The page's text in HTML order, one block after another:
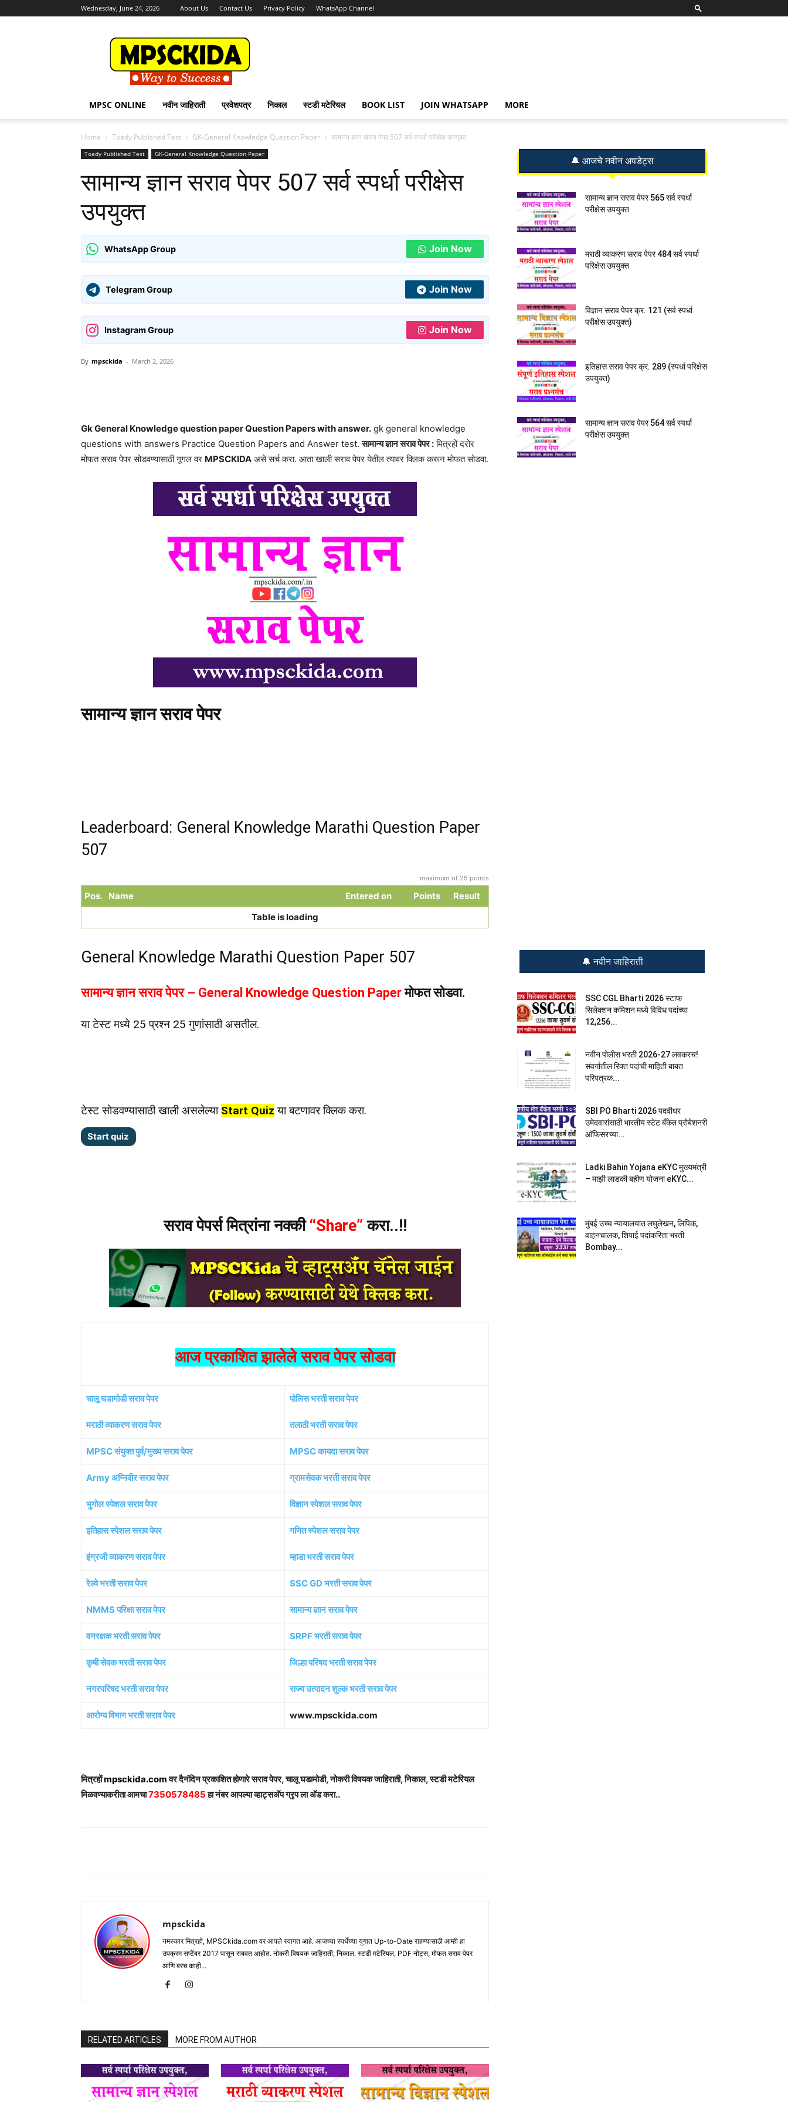
Wednesday, June 24, 2026 About Us Contact Us Privacy Policy WhatsApp Channel
MPSCKida.com
सर्व
नवीन
जाहिराती
Letest
Jobs
MPSC ONLINE नवीन जाहिराती प्रवेशपत्र निकाल स्टडी मटेरियल BOOK LIST JOIN WHATSAPP MORE
Home Toady Published Test GK-General Knowledge Question Paper सामान्य ज्ञान सराव पेपर 507 सर्व स्पर्धा परीक्षेस उपयुक्त
Toady Published Test GK-General Knowledge Question Paper
सामान्य ज्ञान सराव पेपर 507 सर्व स्पर्धा परीक्षेस
उपयुक्त
WhatsApp Group Join Now
Telegram Group Join Now
Instagram Group Join Now
By mpsckida - March 2, 2026
Gk General Knowledge question paper Question Papers with answer. gk general knowledge
questions with answers Practice Question Papers and Answer test.सामान्य ज्ञान सराव पेपर :मित्रहों दरोर
मोफत सराव पेपर सोडवण्यासाठी गूगल वर MPSCKIDA असे सर्च करा. आता खाली सराव पेपर येतील त्यावर क्लिक करून मोफत सोडवा.
सामान्य ज्ञान सराव पेपर
Leaderboard: General Knowledge Marathi Question Paper
507
maximum of 25 points
Pos. Name Entered on Points
Result
Table is loading
General Knowledge Marathi Question Paper 507
सामान्य ज्ञान सराव पेपर – General Knowledge Question Paperमोफत सोडवा.
या टेस्ट मध्ये 25 प्रश्न 25 गुणांसाठी असतील.
टेस्ट सोडवण्यासाठी खाली असलेल्या Start Quiz या बटणावर क्लिक करा.
सराव पेपर्स मित्रांना नक्की“Share” करा..!!
आज प्रकाशित झालेले सराव पेपर सोडवा
चालू घडामोडी सराव पेपर पोलिस भरती सराव पेपर
मराठी व्याकरण सराव पेपर तलाठी भरती सराव पेपर
MPSC संयुक्त पुर्व/मुख्य सराव पेपर MPSC कायदा सराव पेपर
Army अग्निवीर सराव पेपर ग्रामसेवक भरती सराव पेपर
भुगोल स्पेशल सराव पेपर विज्ञान स्पेशल सराव पेपर
इतिहास स्पेशल सराव पेपर गणित स्पेशल सराव पेपर
इंग्रजी व्याकरण सराव पेपर म्हाडा भरती सराव पेपर
रेल्वे भरती सराव पेपर SSC GD भरती सराव पेपर
NMMS परिक्षा सराव पेपर सामान्य ज्ञान सराव पेपर
वनरक्षक भरती सराव पेपर SRPF भरती सराव पेपर
कृषी सेवक भरती सराव पेपर जिल्हा परिषद भरती सराव पेपर
नगरपरिषद भरती सराव पेपर राज्य उत्पादन शुल्क भरती सराव पेपर
आरोग्य विभाग भरती सराव पेपर www.mpsckida.com
मित्रहोंmpsckida.comवर दैनंदिन प्रकाशित होणारे सराव पेपर, चालू घडामोडी, नोकरी विषयक जाहिराती, निकाल, स्टडी मटेरियल
मिळवण्याकरीता आमचा7350578485हा नंबर आपल्या व्हाट्सअ‍ॅप ग्रृप ला अ‍ॅड करा..
mpsckida
नमस्कार मित्रहो, MPSCkida.com वर आपले स्वागत आहे. आजच्या स्पर्धेच्या युगात Up-to-Date राहण्यासाठी आम्ही हा
उपक्रम सप्टेंबर 2017 पासून राबवत आहोत. नोकरी विषयक जाहिराती, निकाल, स्टडी मटेरियल, PDF नोट्स, मोफत सराव पेपर
आणि बरच काही...
RELATED ARTICLES MORE FROM AUTHOR
🔔 आजचे नवीन अपडेट्स
सामान्य ज्ञान सराव पेपर 565 सर्व स्पर्धा
परीक्षेस उपयुक्त
मराठी व्याकरण सराव पेपर 484 सर्व स्पर्धा
परिक्षेस उपयुक्त
विज्ञान सराव पेपर क्र. 121 (सर्व स्पर्धा
परीक्षेस उपयुक्त)
इतिहास सराव पेपर क्र. 289 (स्पर्धा परिक्षेस
उपयुक्त)
सामान्य ज्ञान सराव पेपर 564 सर्व स्पर्धा
परीक्षेस उपयुक्त
🔔 नवीन जाहिराती
SSC CGL Bharti 2026 स्टाफ
सिलेक्शन कमिशन मध्ये विविध पदांच्या
12,256...
नवीन पोलीस भरती 2026-27 लवकरच!
संवर्गातील रिक्त पदांची माहिती बाबत
परिपत्रक...
SBI PO Bharti 2026 पदवीधर
उमेदवारांसाठी भारतीय स्टेट बँकेत प्रोबेशनरी
आ‍ॅफिसरच्या...
Ladki Bahin Yojana eKYC मुख्यमंत्री
– माझी लाडकी बहीण योजना eKYC...
मुंबई उच्च न्यायालयात लघुलेखन, लिपिक,
वाहनचालक, शिपाई पदांकरिता भरती
Bombay...